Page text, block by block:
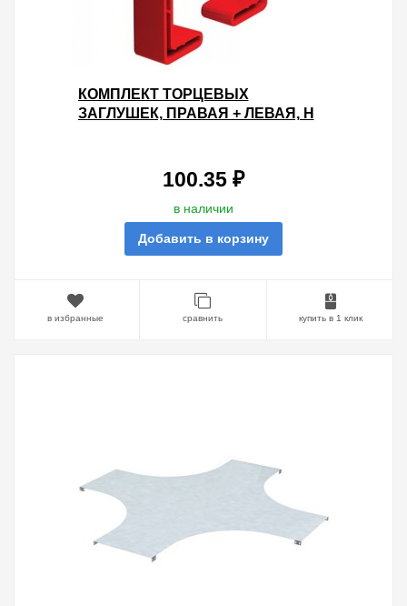
КОМПЛЕКТ ТОРЦЕВЫХ
ЗАГЛУШЕК, ПРАВАЯ + ЛЕВАЯ, H
100.35 ₽
в наличии
Добавить в корзину
в избранные сравнить купить в 1 клик